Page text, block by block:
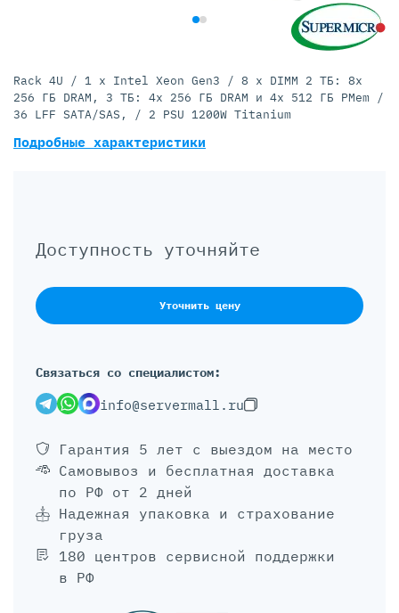
Доступность уточняйте
Уточнить цену
Связаться со специалистом:
info@servermall.ru
Гарантия 5 лет с выездом на место
Самовывоз и бесплатная доставка
по РФ от 2 дней
Надежная упаковка и страхование
груза
180 центров сервисной поддержки
в РФ
Rack 4U / 1 x Intel Xeon Gen3 / 8 x DIMM 2 ТБ: 8x
256 ГБ DRAM, 3 ТБ: 4x 256 ГБ DRAM и 4x 512 ГБ PMem /
36 LFF SATA/SAS, / 2 PSU 1200W Titanium
Подробные характеристики